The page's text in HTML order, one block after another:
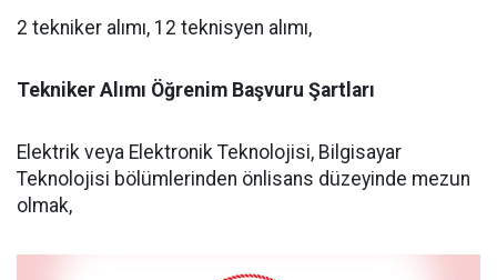
2 tekniker alımı, 12 teknisyen alımı,
Tekniker Alımı Öğrenim Başvuru Şartları
Elektrik veya Elektronik Teknolojisi, Bilgisayar
Teknolojisi bölümlerinden önlisans düzeyinde mezun
olmak,